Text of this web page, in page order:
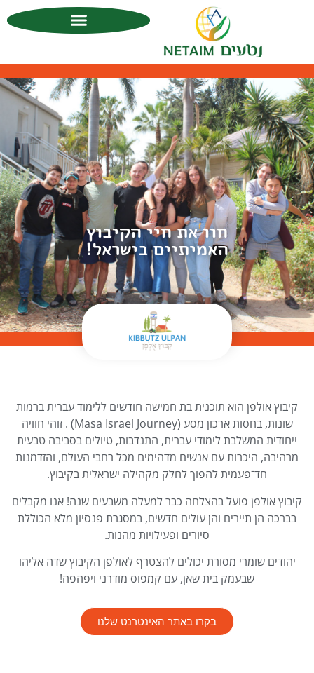
חוו את חיי הקיבוץ
האמיתיים בישראל!
קיבוץ אולפן הוא תוכנית בת חמישה חודשים ללימוד עברית ברמות
שונות, בחסות ארכון מסע (Masa Israel Journey) . זוהי חוויה
ייחודית המשלבת לימודי עברית, התנדבות, טיולים בסביבה טבעית
מרהיבה, היכרות עם אנשים מדהימים מכל רחבי העולם, והזדמנות
חד־פעמית להפוך לחלק מקהילה ישראלית בקיבוץ.
קיבוץ אולפן פועל בהצלחה כבר למעלה משבעים שנה! אנו מקבלים
בברכה הן תיירים והן עולים חדשים, במסגרת פנסיון מלא הכוללת
סיורים ופעילויות מהנות.
יהודים שומרי מסורת יכולים להצטרף לאולפן הקיבוץ שדה אליהו
שבעמק בית שאן, עם קמפוס מודרני ויפהפה!
בקרו באתר האינטרנט שלנו